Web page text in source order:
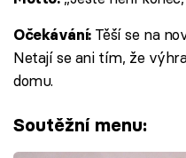
Očekávání: Těší se na
Netají se ani tím, že
domu.
Soutěžní menu: